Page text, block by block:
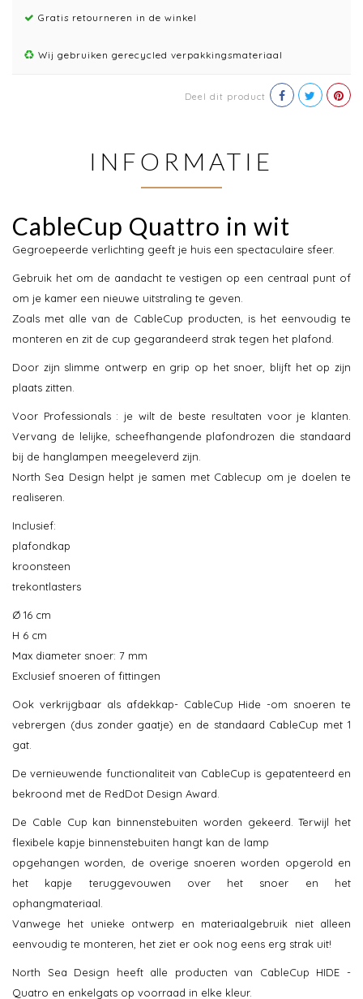
Gratis retourneren in de winkel
Wij gebruiken gerecycled verpakkingsmateriaal
Deel dit product
INFORMATIE
CableCup Quattro in wit
Gegroepeerde verlichting geeft je huis een spectaculaire sfeer.
Gebruik het om de aandacht te vestigen op een centraal punt of
om je kamer een nieuwe uitstraling te geven.
Zoals met alle van de CableCup producten, is het eenvoudig te
monteren en zit de cup gegarandeerd strak tegen het plafond.
Door zijn slimme ontwerp en grip op het snoer, blijft het op zijn
plaats zitten.
Voor Professionals : je wilt de beste resultaten voor je klanten.
Vervang de lelijke, scheefhangende plafondrozen die standaard
bij de hanglampen meegeleverd zijn.
North Sea Design helpt je samen met Cablecup om je doelen te
realiseren.
Inclusief:
plafondkap
kroonsteen
trekontlasters
Ø 16 cm
H 6 cm
Max diameter snoer: 7 mm
Exclusief snoeren of fittingen
Ook verkrijgbaar als afdekkap- CableCup Hide -om snoeren te
vebrergen (dus zonder gaatje) en de standaard CableCup met 1
gat.
De vernieuwende functionaliteit van CableCup is gepatenteerd en
bekroond met de RedDot Design Award.
De Cable Cup kan binnenstebuiten worden gekeerd. Terwijl het
flexibele kapje binnenstebuiten hangt kan de lamp
opgehangen worden, de overige snoeren worden opgerold en
het kapje teruggevouwen over het snoer en het
ophangmateriaal.
Vanwege het unieke ontwerp en materiaalgebruik niet alleen
eenvoudig te monteren, het ziet er ook nog eens erg strak uit!
North Sea Design heeft alle producten van CableCup HIDE -
Quatro en enkelgats op voorraad in elke kleur.